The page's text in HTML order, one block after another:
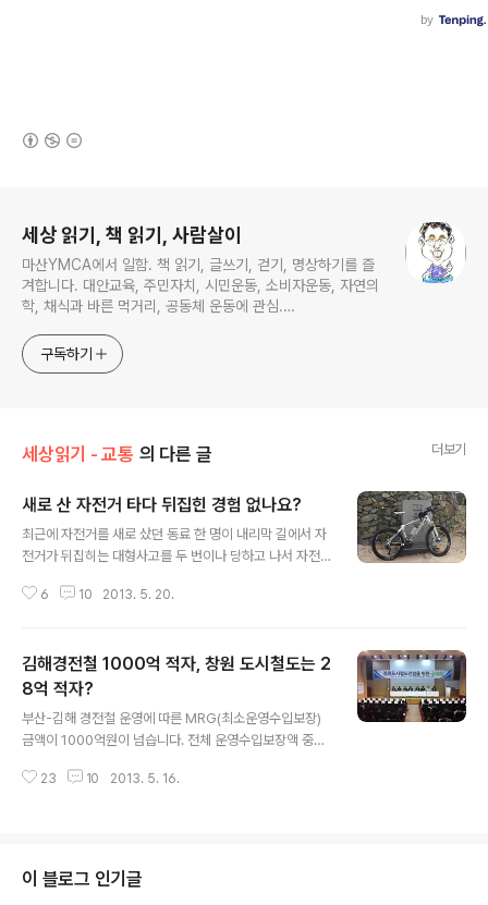
세상 읽기, 책 읽기, 사람살이
마산YMCA에서 일함. 책 읽기, 글쓰기, 걷기, 명상하기를 즐
겨합니다. 대안교육, 주민자치, 시민운동, 소비자운동, 자연의
학, 채식과 바른 먹거리, 공동체 운동에 관심.
http://www.facebook.com/ymcaman
구독하기
세상읽기 - 교통 의 다른 글 더보기
새로 산 자전거 타다 뒤집힌 경험 없나요?
최근에 자전거를 새로 샀던 동료 한 명이 내리막 길에서 자
전거가 뒤집히는 대형사고를 두 번이나 당하고 나서 자전
우-앞바퀴 브레이크) 바꾸었다고 합니다. 옛날부터 타던 오
것입니다. 2010년 이후에 자전거 새로 사고나서 브레이크
위치가 바뀌어 당황했던 경험 없어신가요? 저 역시 비슷한
경험을 하였습니다. 2011년 전남 강진에서 출발하여 임진
각까지 가는 청소년 자전거 국토순례를 앞두고 새로 MTB
던 저도 모르게 브레이크 좌우가 바뀌었더군요. 2010년
6 10 2013. 5. 20.
김해경전철 1000억 적자, 창원 도시철도는 2
8억 적자?
부산-김해 경전철 운영에 따른 MRG(최소운영수입보장)
금액이 1000억원이 넘습니다. 전체 운영수입보장액 중에
이런 사정은 김해가 좀 더 심각할 뿐 경전철이나 철도 교통
로 기적 같은 용역보고서가 어제 창원에서 공개되었습니
다. 부산-김해 경전철의 MRG 금액이 1000억원이 넘는
23 10 2013. 5. 16.
이 블로그 인기글